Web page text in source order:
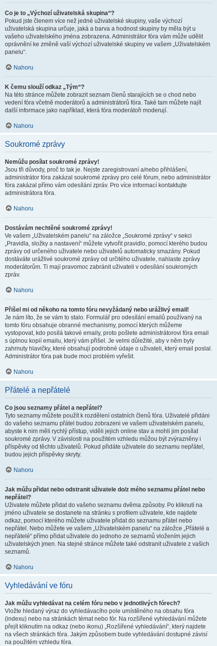
Co je to „Výchozí uživatelská skupina“?
Pokud jste členem více než jedné uživatelské skupiny, vaše výchozí
uživatelská skupina určuje, jaká a barva a hodnost skupiny by měla být u
vašeho uživatelského jména zobrazena. Administrátor fóra vám může udělit
oprávnění ke změně vaší výchozí uživatelské skupiny ve vašem „Uživatelském
panelu“.
Nahoru
K čemu slouží odkaz „Tým“?
Na této stránce můžete zobrazit seznam členů starajících se o chod nebo
vedení fóra včetně moderátorů a administrátorů fóra. Také tam můžete najít
další informace jako například, která fóra moderátoři moderují.
Nahoru
Soukromé zprávy
Nemůžu posílat soukromé zprávy!
Jsou tři důvody, proč to tak je. Nejste zaregistrovaní a/nebo přihlášení,
administrátor fóra zakázal soukromé zprávy pro celé fórum, nebo administrátor
fóra zakázal přímo vám odesílání zpráv. Pro více informací kontaktujte
administrátora fóra.
Nahoru
Dostávám nechtěné soukromé zprávy!
Ve vašem „Uživatelském panelu“ na záložce „Soukromé zprávy“ v sekci
„Pravidla, složky a nastavení“ můžete vytvořit pravidlo, pomocí kterého budou
zprávy od určeného uživatele nebo uživatelů automaticky smazány. Pokud
dostáváte urážlivé soukromé zprávy od určitého uživatele, nahlaste zprávy
moderátorům. Ti mají pravomoc zabránit uživateli v odesílání soukromých
zpráv.
Nahoru
Přišel mi od někoho na tomto fóru nevyžádaný nebo urážlivý email!
Je nám líto, že se vám to stalo. Formulář pro odesílání emailů používaný na
tomto fóru obsahuje obranné mechanismy, pomocí kterých můžeme
vystopovat, kdo posílá takové emaily, proto pošlete administrátorovi fóra email
s úplnou kopií emailu, který vám přišel. Je velmi důležité, aby v něm byly
zahrnuty hlavičky, které obsahují podrobné údaje o uživateli, který email poslal.
Administrátor fóra pak bude moci problém vyřešit.
Nahoru
Přátelé a nepřátelé
Co jsou seznamy přátel a nepřátel?
Tyto seznamy můžete použít k rozdělení ostatních členů fóra. Uživatelé přidáni
do vašeho seznamu přátel budou zobrazeni ve vašem uživatelském panelu,
abyste k nim měli rychlý přístup, viděli jejich online stav a mohli jim posílat
soukromé zprávy. V závislosti na použitém vzhledu můžou být zvýrazněny i
příspěvky od těchto uživatelů. Pokud přidáte uživatele do seznamu nepřátel,
budou jejich příspěvky skryty.
Nahoru
Jak můžu přidat nebo odstranit uživatele do/z mého seznamu přátel nebo
nepřátel?
Uživatele můžete přidat do vašeho seznamu dvěma způsoby. Po kliknutí na
jméno uživatele se dostanete na stránku s profilem uživatele, kde najdete
odkaz, pomocí kterého můžete uživatele přidat do seznamu přátel nebo
nepřátel. Nebo můžete ve vašem „Uživatelském panelu“ na záložce „Přátelé a
nepřátelé“ přímo přidat uživatele do jednoho ze seznamů vložením jejich
uživatelských jmen. Na stejné stránce můžete také odstranit uživatele z vašich
seznamů.
Nahoru
Vyhledávání ve fóru
Jak můžu vyhledávat na celém fóru nebo v jednotlivých fórech?
Vložte hledaný výraz do vyhledávacího pole umístěného na obsahu fóra
(indexu) nebo na stránkách témat nebo fór. Na rozšířené vyhledávání můžete
přejít kliknutím na odkaz (nebo ikonu) „Rozšířené vyhledávání“, který najdete
na všech stránkách fóra. Jakým způsobem bude vyhledávání dostupné závisí
na použitém vzhledu fóra.